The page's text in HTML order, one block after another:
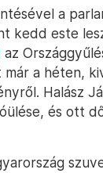
a
kedd este
az
a héten,
Halász
és ott